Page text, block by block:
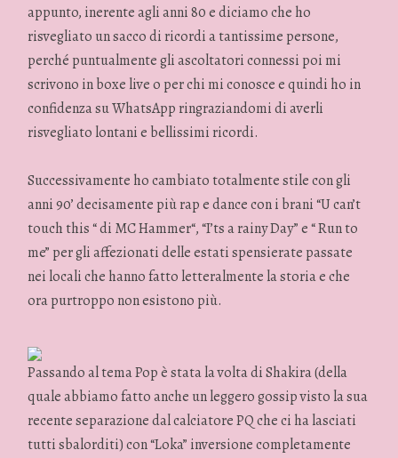
appunto, inerente agli anni 80 e diciamo che ho
risvegliato un sacco di ricordi a tantissime persone,
perché puntualmente gli ascoltatori connessi poi mi
scrivono in boxe live o per chi mi conosce e quindi ho in
confidenza su WhatsApp ringraziandomi di averli
risvegliato lontani e bellissimi ricordi.
Successivamente ho cambiato totalmente stile con gli
anni 90’ decisamente più rap e dance con i brani “U can’t
touch this “ di MC Hammer“, “I’ts a rainy Day” e “ Run to
me” per gli affezionati delle estati spensierate passate
nei locali che hanno fatto letteralmente la storia e che
ora purtroppo non esistono più.
Passando al tema Pop è stata la volta di Shakira (della
quale abbiamo fatto anche un leggero gossip visto la sua
recente separazione dal calciatore PQ che ci ha lasciati
tutti sbalorditi) con “Loka” inversione completamente